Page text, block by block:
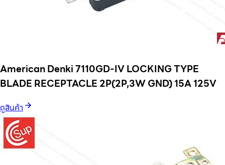
American Denki 7110GD-IV LOCKING TYPE
BLADE RECEPTACLE 2P(2P,3W GND) 15A 125V
ดูสินค้า